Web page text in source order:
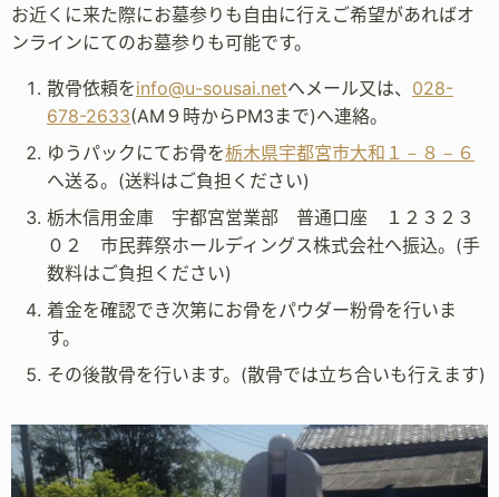
お近くに来た際にお墓参りも自由に行えご希望があればオ
ンラインにてのお墓参りも可能です。
散骨依頼をinfo@u-sousai.netへメール又は、 028-
678-2633(AM９時からPM3まで)へ連絡。
ゆうパックにてお骨を栃木県宇都宮市大和１－８－６
へ送る。(送料はご負担ください)
栃木信用金庫 宇都宮営業部 普通口座 １２３２３
０２ 市民葬祭ホールディングス株式会社へ振込。(手
数料はご負担ください)
着金を確認でき次第にお骨をパウダー粉骨を行いま
す。
その後散骨を行います。(散骨では立ち合いも行えます)